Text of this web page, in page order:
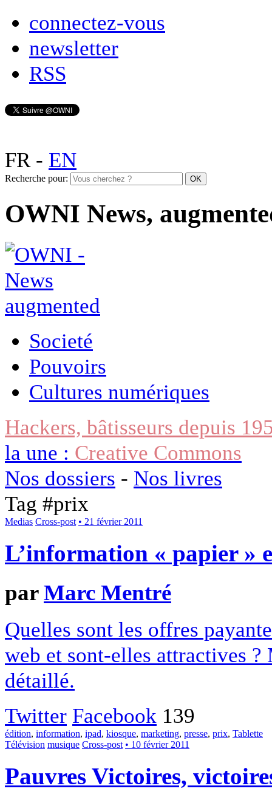
connectez-vous
newsletter
RSS
FR- EN
Recherche pour:
OWNI News,
Societé
Pouvoirs
Cultures numériques
Hackers, bâtisseurs depuis
la une : Creative Commons
Nos dossiers - Nos livres
Tag #prix
Medias Cross-post • 21 février 2011
L’information « papier »
parMarc Mentré
Quelles sont les offres
web et sont-elles attractives
détaillé.
Twitter Facebook 139
édition, information, ipad, kiosque, marketing, presse, prix, Tablette
Télévision musique Cross-post • 10 février 2011
Pauvres Victoires,